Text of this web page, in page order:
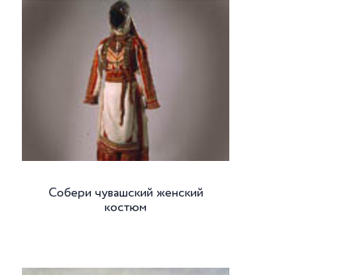
Собери чувашский женский
костюм